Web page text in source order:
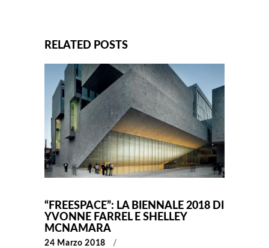
RELATED POSTS
“FREESPACE”: LA BIENNALE 2018 DI
YVONNE FARREL E SHELLEY
MCNAMARA
24 Marzo 2018